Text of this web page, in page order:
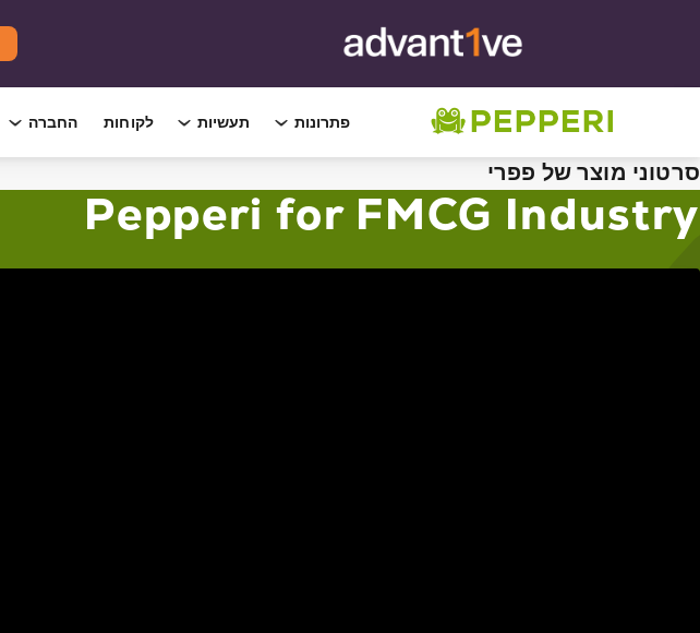
פתרונות תעשיות לקוחות החברה
סרטוני מוצר של פפרי
Pepperi for FMCG Industry